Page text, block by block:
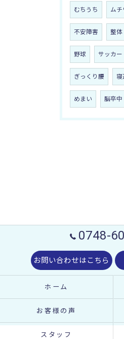
むちうち ムチ
不安障害 整体
野球 サッカー
ぎっくり腰 寝
めまい 脳卒中
0748-
お問い合わせはこちら
ホーム
お客様の声
スタッフ